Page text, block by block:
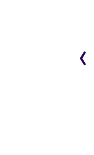
anula multa a
‹